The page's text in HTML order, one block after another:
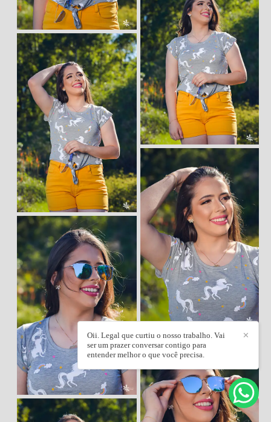
✕
Oii. Legal que curtiu o nosso trabalho. Vai
ser um prazer conversar contigo para
entender melhor o que você precisa.